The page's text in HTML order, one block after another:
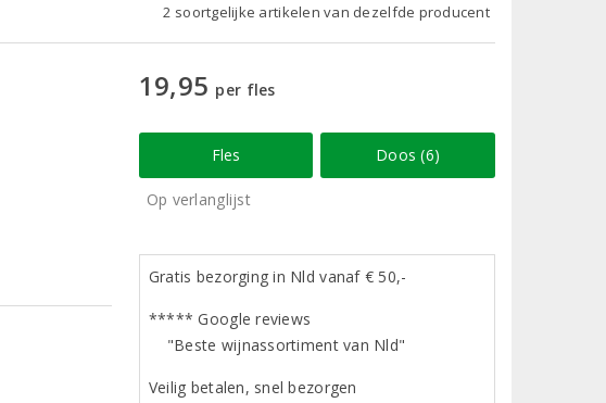
2 soortgelijke artikelen van dezelfde producent
19,95 per fles
Fles Doos (6)
Op verlanglijst
Gratis bezorging in Nld vanaf € 50,-
***** Google reviews
"Beste wijnassortiment van Nld"
Veilig betalen, snel bezorgen